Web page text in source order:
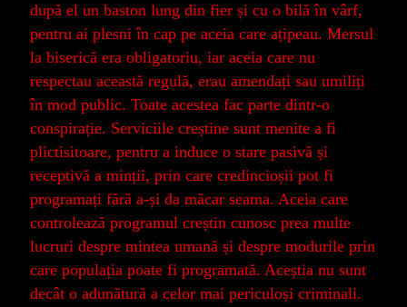
după el un baston lung din fier și cu o bilă în vârf,
pentru ai plesni în cap pe aceia care ațipeau. Mersul
la biserică era obligatoriu, iar aceia care nu
respectau această regulă, erau amendați sau umiliți
în mod public. Toate acestea fac parte dintr-o
conspirație. Serviciile creștine sunt menite a fi
plictisitoare, pentru a induce o stare pasivă și
receptivă a minții, prin care credincioșii pot fi
programați fără a-și da măcar seama. Aceia care
controlează programul creștin cunosc prea multe
lucruri despre mintea umană și despre modurile prin
care populația poate fi programată. Aceștia nu sunt
decât o adunătură a celor mai periculoși criminali.